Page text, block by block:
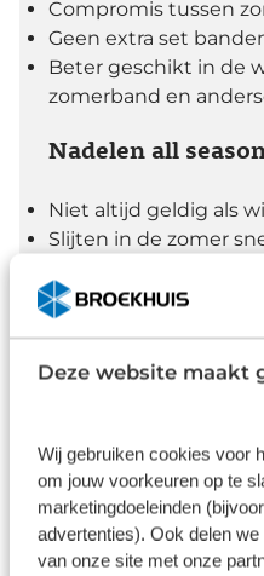
Deze website maakt
Wij gebruiken cookies voor
om jouw voorkeuren op te
marketingdoeleinden
advertenties). Ook delen
van onze site met onze
Compromis tussen
Geen extra set
Beter geschikt in de
zomerband en
Nadelen all
Niet altijd geldig als
Slijten in de zomer
Niet in alle maten